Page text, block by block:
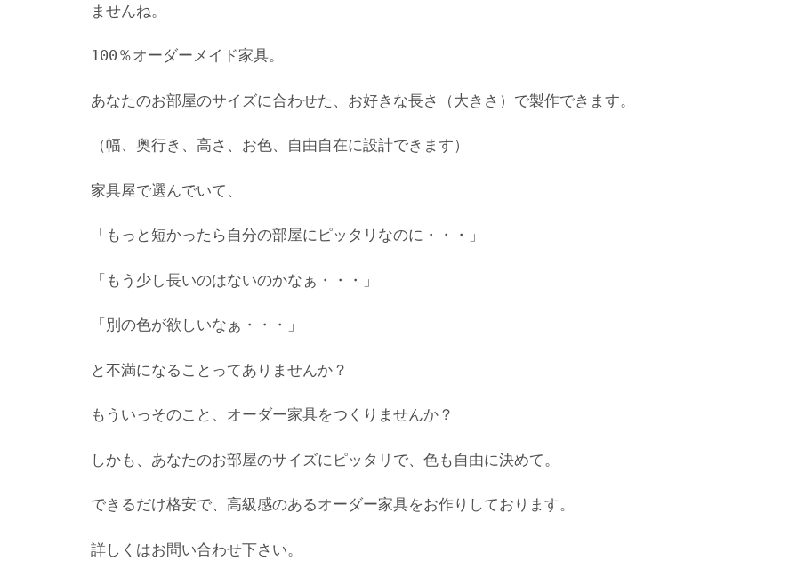
ませんね。
100％オーダーメイド家具。
あなたのお部屋のサイズに合わせた、お好きな長さ（大きさ）で製作できます。
（幅、奥行き、高さ、お色、自由自在に設計できます）
家具屋で選んでいて、
「もっと短かったら自分の部屋にピッタリなのに・・・」
「もう少し長いのはないのかなぁ・・・」
「別の色が欲しいなぁ・・・」
と不満になることってありませんか？
もういっそのこと、オーダー家具をつくりませんか？
しかも、あなたのお部屋のサイズにピッタリで、色も自由に決めて。
できるだけ格安で、高級感のあるオーダー家具をお作りしております。
詳しくはお問い合わせ下さい。